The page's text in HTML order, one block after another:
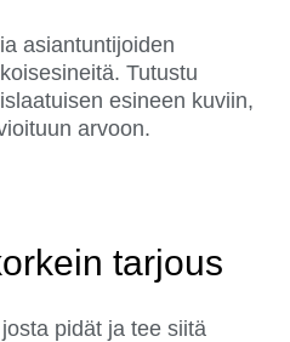
asiantuntijoiden
Tutustu
esineen kuviin,
arvoon.
tarjous
pidät ja tee siitä